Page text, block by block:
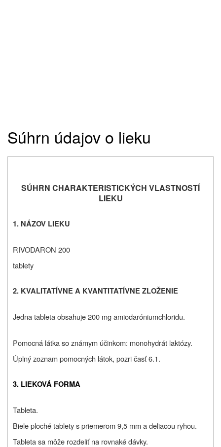
Súhrn údajov o lieku
SÚHRN CHARAKTERISTICKÝCH VLASTNOSTÍ
LIEKU
1. NÁZOV LIEKU
RIVODARON 200
tablety
2. KVALITATÍVNE A KVANTITATÍVNE ZLOŽENIE
Jedna tableta obsahuje 200 mg amiodaróniumchloridu.
Pomocná látka so známym účinkom: monohydrát laktózy.
Úplný zoznam pomocných látok, pozri časť 6.1.
3. LIEKOVÁ FORMA
Tableta.
Biele ploché tablety s priemerom 9,5 mm a deliacou ryhou.
Tableta sa môže rozdeliť na rovnaké dávky.